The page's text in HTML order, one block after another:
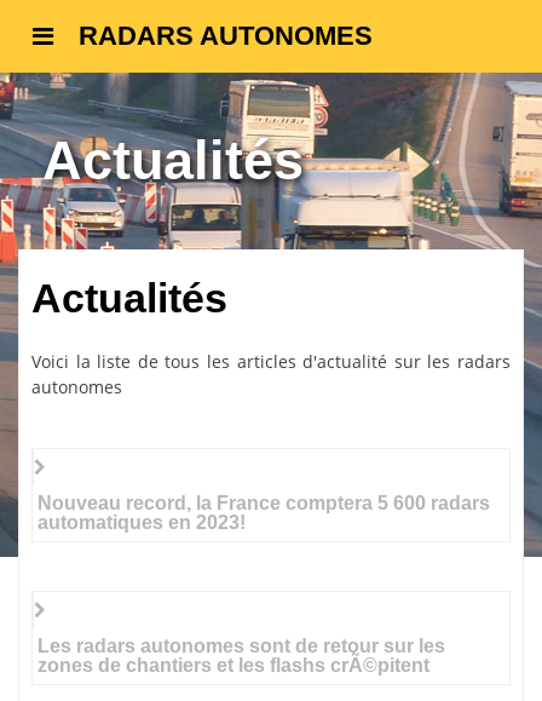
RADARS AUTONOMES
Actualités
Actualités
Voici la liste de tous les articles d'actualité sur les radars
autonomes
Nouveau record, la France comptera 5 600 radars
automatiques en 2023!
Les radars autonomes sont de retour sur les
zones de chantiers et les flashs crÃ©pitent